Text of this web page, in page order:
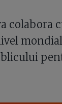
colabora